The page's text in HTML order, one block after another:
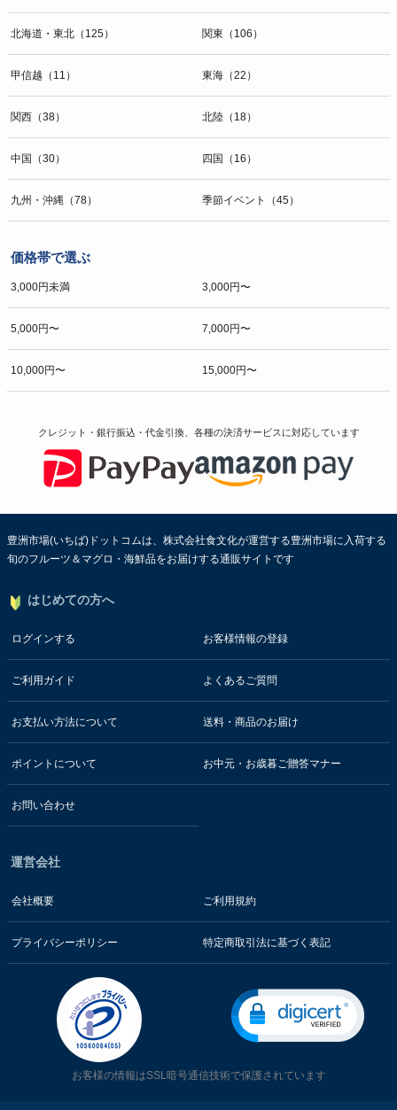
北海道・東北（125） 関東（106）
甲信越（11） 東海（22）
関西（38） 北陸（18）
中国（30） 四国（16）
九州・沖縄（78） 季節イベント（45）
価格帯で選ぶ
3,000円未満 3,000円〜
5,000円〜 7,000円〜
10,000円〜 15,000円〜
クレジット・銀行振込・代金引換、各種の決済サービスに対応しています
豊洲市場(いちば)ドットコムは、株式会社食文化が運営する豊洲市場に入荷する
旬のフルーツ＆マグロ・海鮮品をお届けする通販サイトです
はじめての方へ
ログインする お客様情報の登録
ご利用ガイド よくあるご質問
お支払い方法について 送料・商品のお届け
ポイントについて お中元・お歳暮ご贈答マナー
お問い合わせ
運営会社
会社概要 ご利用規約
プライバシーポリシー 特定商取引法に基づく表記
お客様の情報はSSL暗号通信技術で保護されています